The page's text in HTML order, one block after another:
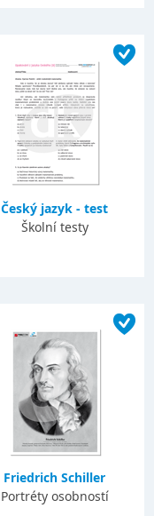
Český jazyk - test
Školní testy
Friedrich Schiller
Portréty osobností